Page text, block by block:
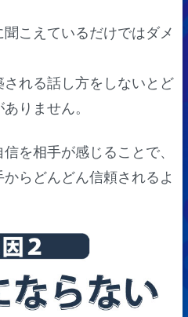
こえているだけではダメ
れる話し方をしないとど
りません。
を相手が感じることで、
らどんどん信頼されるよ